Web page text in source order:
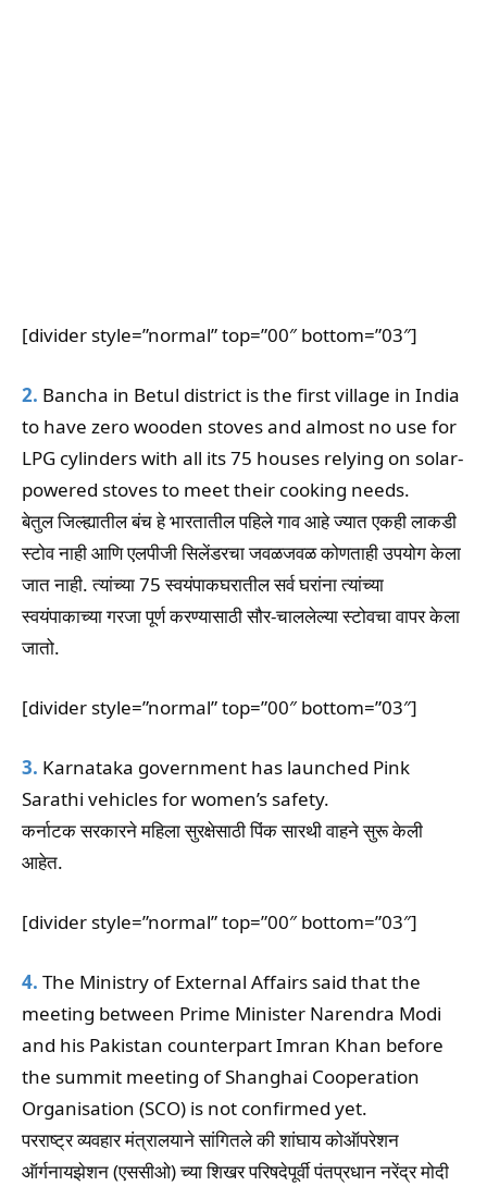
[divider style=”normal” top=”00″ bottom=”03″]
2. Bancha in Betul district is the first village in India
to have zero wooden stoves and almost no use for
LPG cylinders with all its 75 houses relying on solar-
powered stoves to meet their cooking needs.
बेतुल जिल्ह्यातील बंच हे भारतातील पहिले गाव आहे ज्यात एकही लाकडी
स्टोव नाही आणि एलपीजी सिलेंडरचा जवळजवळ कोणताही उपयोग केला
जात नाही. त्यांच्या 75 स्वयंपाकघरातील सर्व घरांना त्यांच्या
स्वयंपाकाच्या गरजा पूर्ण करण्यासाठी सौर-चाललेल्या स्टोवचा वापर केला
जातो.
[divider style=”normal” top=”00″ bottom=”03″]
3. Karnataka government has launched Pink
Sarathi vehicles for women’s safety.
कर्नाटक सरकारने महिला सुरक्षेसाठी पिंक सारथी वाहने सुरू केली
आहेत.
[divider style=”normal” top=”00″ bottom=”03″]
4. The Ministry of External Affairs said that the
meeting between Prime Minister Narendra Modi
and his Pakistan counterpart Imran Khan before
the summit meeting of Shanghai Cooperation
Organisation (SCO) is not confirmed yet.
परराष्ट्र व्यवहार मंत्रालयाने सांगितले की शांघाय कोऑपरेशन
ऑर्गनायझेशन (एससीओ) च्या शिखर परिषदेपूर्वी पंतप्रधान नरेंद्र मोदी